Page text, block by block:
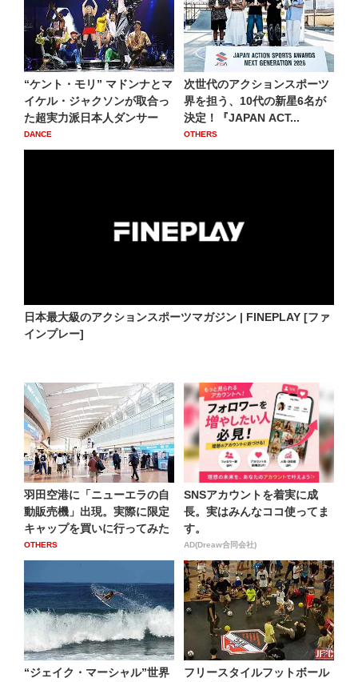
“ケント・モリ” マドンナとマ
イケル・ジャクソンが取合っ
た超実力派日本人ダンサー
DANCE
次世代のアクションスポーツ
界を担う、10代の新星6名が
決定！『JAPAN ACT...
OTHERS
日本最大級のアクションスポーツマガジン | FINEPLAY [ファ
インプレー]
羽田空港に「ニューエラの自
動販売機」出現。実際に限定
キャップを買いに行ってみた
OTHERS
SNSアカウントを着実に成
長。実はみんなココ使ってま
す。
AD(Dreaw合同会社)
“ジェイク・マーシャル”世界
フリースタイルフットボール